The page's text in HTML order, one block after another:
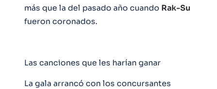
más que la del pasado año cuando Rak-Su
fueron coronados.
Las canciones que les harían ganar
La gala arrancó con los concursantes